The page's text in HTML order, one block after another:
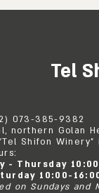
Tel
073-385-9382
northern Golan
Shifon Winery"
- Thursday
10:00-
on Sundays and